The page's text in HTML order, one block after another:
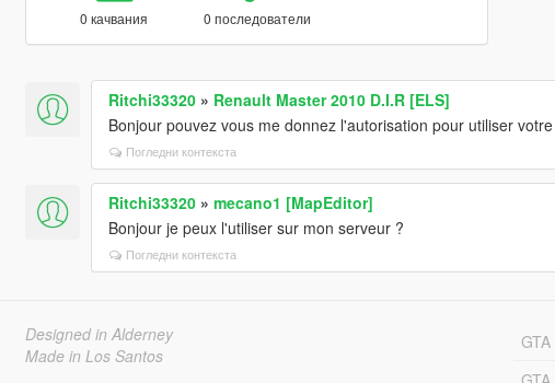
0 качвания 0 последователи
Ritchi33320» Renault Master 2010 D.I.R [ELS]
Bonjour pouvez vous me donnez l'autorisation pour utiliser
Погледни контекста
Ritchi33320» mecano1 [MapEditor]
Bonjour je peux l'utiliser sur mon serveur ?
Погледни контекста
Designed in Alderney
Made in Los Santos